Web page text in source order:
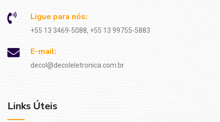
Ligue para nós:
+55 13 3469-5088, +55 13 99755-5883
E-mail:
decol@decoleletronica.com.br
Links Úteis